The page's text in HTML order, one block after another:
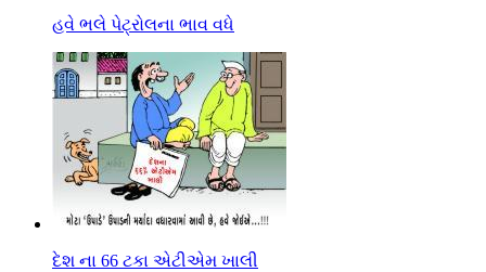
હવે ભલે પેટ્રોલના ભાવ વધે
દેશ ના 66 ટકા એટીએમ ખાલી